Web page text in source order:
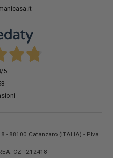
/5
- 88100 Catanzaro (ITALIA) - P.Iva
CZ - 212418